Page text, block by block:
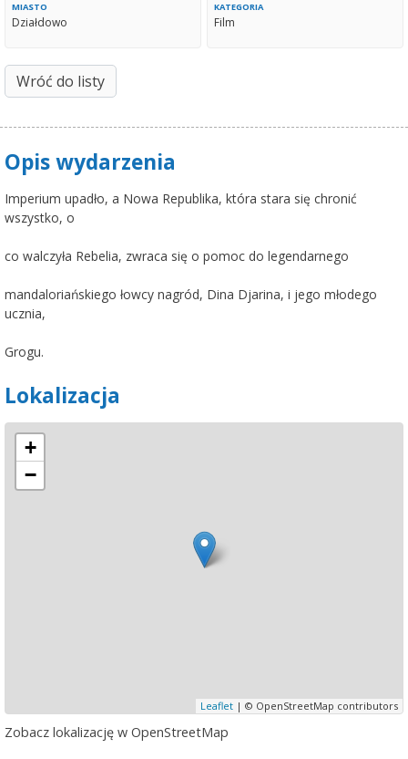
MIASTO
Działdowo
KATEGORIA
Film
Wróć do listy
Opis wydarzenia
Imperium upadło, a Nowa Republika, która stara się chronić
wszystko, o
co walczyła Rebelia, zwraca się o pomoc do legendarnego
mandaloriańskiego łowcy nagród, Dina Djarina, i jego młodego
ucznia,
Grogu.
Lokalizacja
+
−
Leaflet | © OpenStreetMap contributors
Zobacz lokalizację w OpenStreetMap